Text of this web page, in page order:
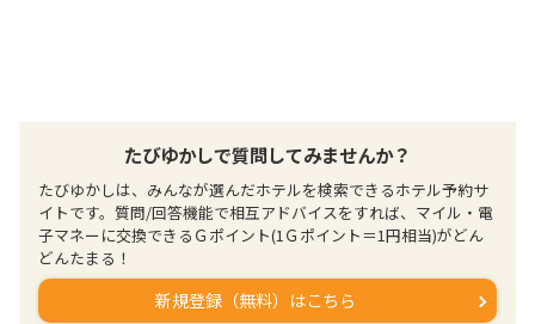
たびゆかしで質問してみませんか？
たびゆかしは、みんなが選んだホテルを検索できるホテル予約サ
イトです。質問/回答機能で相互アドバイスをすれば、マイル・電
子マネーに交換できるＧポイント(1Ｇポイント＝1円相当)がどん
どんたまる！
新規登録（無料）はこちら